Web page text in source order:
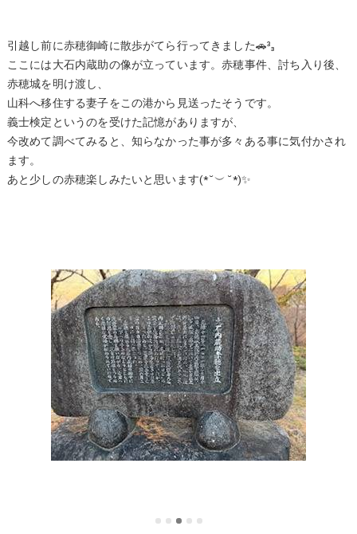
引越し前に赤穂御崎に散歩がてら行ってきました🚗³₃
ここには大石内蔵助の像が立っています。赤穂事件、討ち入り後、
赤穂城を明け渡し、
山科へ移住する妻子をこの港から見送ったそうです。
義士検定というのを受けた記憶がありますが、
今改めて調べてみると、知らなかった事が多々ある事に気付かされ
ます。
あと少しの赤穂楽しみたいと思います(*˘︶˘*)✨